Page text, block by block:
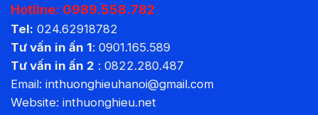
Hotline: 0989.558.782
Tel: 024.62918782
Tư vấn in ấn 1: 0901.165.589
Tư vấn in ấn 2 : 0822.280.487
Email: inthuonghieuhanoi@gmail.com
Website: inthuonghieu.net